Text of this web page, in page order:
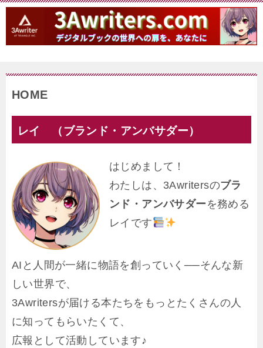
HOME
レイ （ブランド・アンバサダー）
はじめまして！
わたしは、3Awritersのブラ
ンド・アンバサダーを務める
レイです
AIと人間が一緒に物語を創っていく──そんな新
しい世界で、
3Awritersが届ける本たちをもっとたくさんの人
に知ってもらいたくて、
広報として活動しています♪